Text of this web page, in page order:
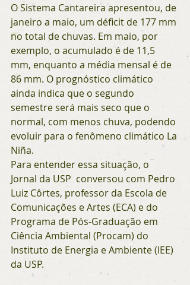
O Sistema Cantareira apresentou, de
janeiro a maio, um déficit de 177 mm
no total de chuvas. Em maio, por
exemplo, o acumulado é de 11,5
mm, enquanto a média mensal é de
86 mm. O prognóstico climático
ainda indica que o segundo
semestre será mais seco que o
normal, com menos chuva, podendo
evoluir para o fenômeno climático La
Niña.
Para entender essa situação, o
Jornal da USP  conversou com Pedro
Luiz Côrtes, professor da Escola de
Comunicações e Artes (ECA) e do
Programa de Pós-Graduação em
Ciência Ambiental (Procam) do
Instituto de Energia e Ambiente (IEE)
da USP.